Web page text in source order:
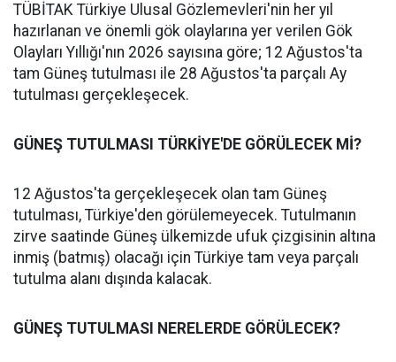
TÜBİTAK Türkiye Ulusal Gözlemevleri'nin her yıl
hazırlanan ve önemli gök olaylarına yer verilen Gök
Olayları Yıllığı'nın 2026 sayısına göre; 12 Ağustos'ta
tam Güneş tutulması ile 28 Ağustos'ta parçalı Ay
tutulması gerçekleşecek.
GÜNEŞ TUTULMASI TÜRKİYE'DE GÖRÜLECEK Mİ?
12 Ağustos'ta gerçekleşecek olan tam Güneş
tutulması, Türkiye'den görülemeyecek. Tutulmanın
zirve saatinde Güneş ülkemizde ufuk çizgisinin altına
inmiş (batmış) olacağı için Türkiye tam veya parçalı
tutulma alanı dışında kalacak.
GÜNEŞ TUTULMASI NERELERDE GÖRÜLECEK?